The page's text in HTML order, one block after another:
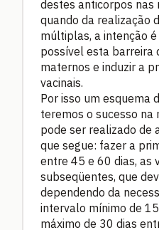
destes anticorpos nas
quando da realização
múltiplas, a intenção
possível esta barreira
maternos e induzir a
vacinais.
Por isso um esquema
teremos o sucesso na
pode ser realizado de
que segue: fazer a
entre 45 e 60 dias, as
subseqüentes, que
dependendo da
intervalo mínimo de
máximo de 30 dias